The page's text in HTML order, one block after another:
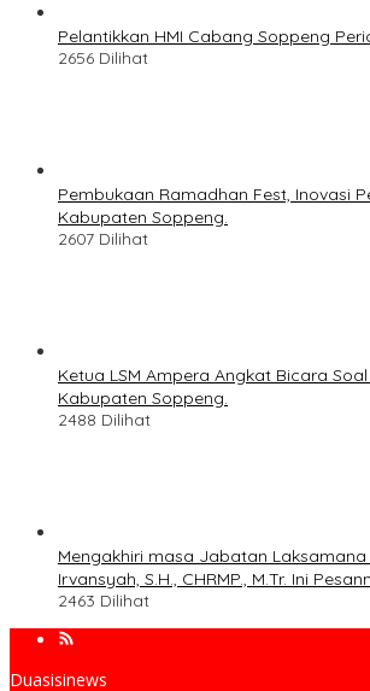
Pelantikkan HMI Cabang Soppeng
2656 Dilihat
Pembukaan Ramadhan Fest, Inovasi
Kabupaten Soppeng.
2607 Dilihat
Ketua LSM Ampera Angkat Bicara
Kabupaten Soppeng.
2488 Dilihat
Mengakhiri masa Jabatan Laksamana
Irvansyah, S.H., CHRMP., M.Tr. Ini
2463 Dilihat
Duasisinews